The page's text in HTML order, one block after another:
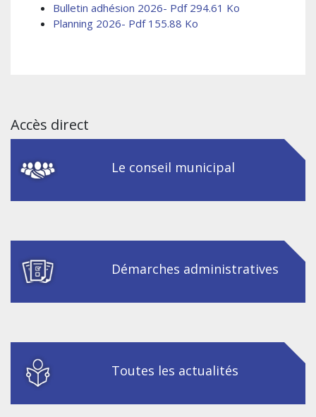
Bulletin adhésion 2026- Pdf 294.61 Ko
Planning 2026- Pdf 155.88 Ko
Accès direct
Le conseil municipal
Démarches administratives
Toutes les actualités